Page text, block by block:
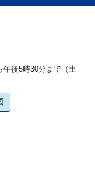
後5時30分まで（土